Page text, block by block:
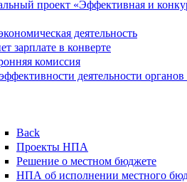
проект «Эффективная и
деятельность
зарплате в конверте
комиссия
деятельности
Back
Проекты НПА
Решение о местном бюджете
НПА об исполнении местного